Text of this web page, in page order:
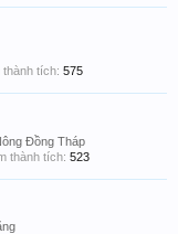
tích: 575
Đồng Tháp
thành tích: 523